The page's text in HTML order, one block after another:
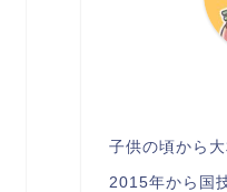
子供の頃から
2015年から国